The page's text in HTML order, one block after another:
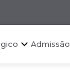
Admissão